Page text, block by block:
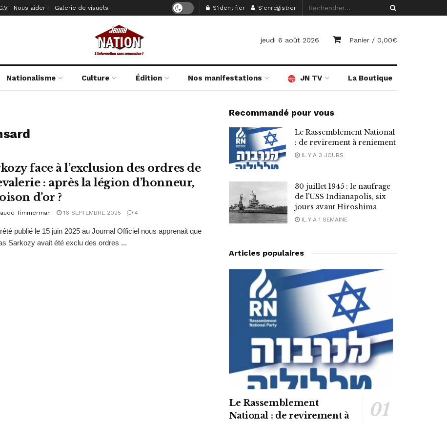
Nous aider ! Galerie de visuels S'identifier S'enregistrer
jeudi 6 août 2026 Panier / 0,00€
Nationalisme Culture Édition Nos manifestations JN TV La Boutique
face à l’exclusion des ordres de
: après la légion d’honneur,
d’or ?
Timmerman 16 SEPTEMBRE 2025 4
publié le 15 juin 2025 au Journal Officiel nous apprenait que
Sarkozy avait été exclu des ordres ...
Recommandé pour vous
Le Rassemblement National
: de revirement à reniement
IL Y A 3 JOURS
30 juillet 1945 : le naufrage
de l’USS Indianapolis, six
jours avant Hiroshima
IL Y A 1 SEMAINE
Articles populaires
Le Rassemblement
National : de revirement à